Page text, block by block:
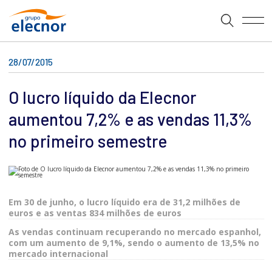
28/07/2015
O lucro líquido da Elecnor
aumentou 7,2% e as vendas 11,3%
no primeiro semestre
Em 30 de junho, o lucro líquido era de 31,2 milhões de
euros e as ventas 834 milhões de euros
As vendas continuam recuperando no mercado espanhol,
com um aumento de 9,1%, sendo o aumento de 13,5% no
mercado internacional